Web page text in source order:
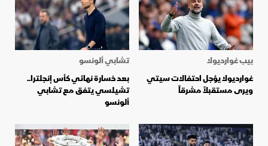
بيب غوارديولا
غوارديولا يؤجل احتفالات سيتي
ويرى مستقبلاً مشرقاً
تشابي ألونسو
بعد خسارة نهائي كأس إنجلترا..
تشيلسي يتفق مع تشابي
ألونسو